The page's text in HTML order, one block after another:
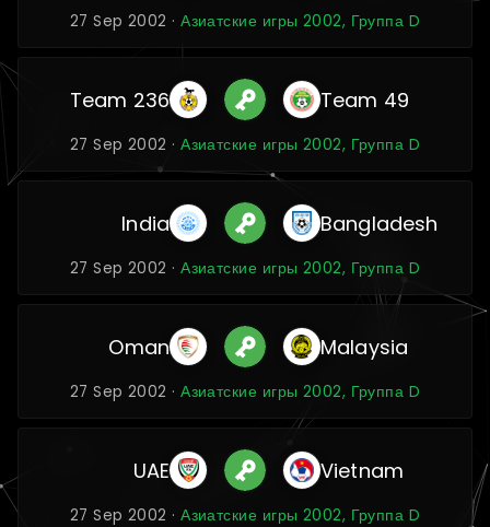
27 Sep 2002 ·Азиатские игры 2002, Группа D
Team 236 Team 49
27 Sep 2002 ·Азиатские игры 2002, Группа D
India Bangladesh
27 Sep 2002 ·Азиатские игры 2002, Группа D
Oman Malaysia
27 Sep 2002 ·Азиатские игры 2002, Группа D
UAE Vietnam
27 Sep 2002 ·Азиатские игры 2002, Группа D